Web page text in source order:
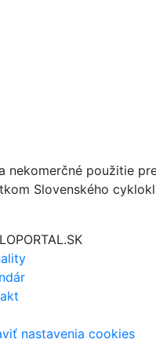
použitie
Slovenského
nastavenia cookies